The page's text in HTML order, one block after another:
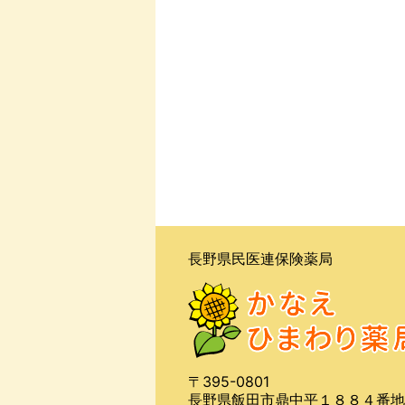
長野県民医連保険薬局
〒395-0801
長野県飯田市鼎中平１８８４番